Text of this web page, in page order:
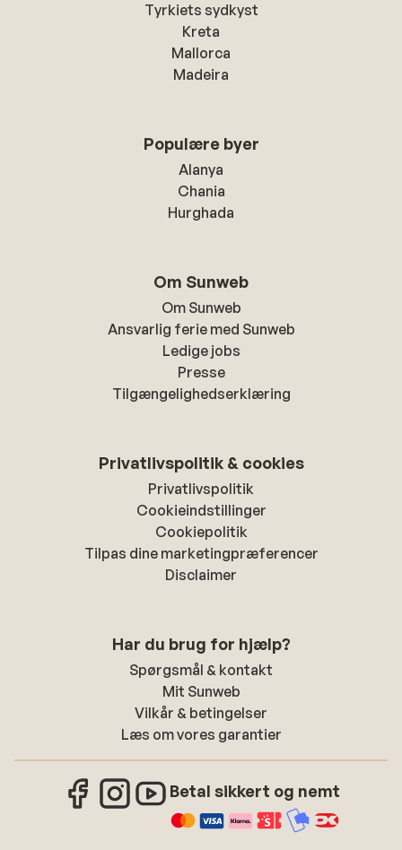
Tyrkiets sydkyst
Kreta
Mallorca
Madeira
Populære byer
Alanya
Chania
Hurghada
Om Sunweb
Om Sunweb
Ansvarlig ferie med Sunweb
Ledige jobs
Presse
Tilgængelighedserklæring
Privatlivspolitik & cookies
Privatlivspolitik
Cookieindstillinger
Cookiepolitik
Tilpas dine marketingpræferencer
Disclaimer
Har du brug for hjælp?
Spørgsmål & kontakt
Mit Sunweb
Vilkår & betingelser
Læs om vores garantier
Betal sikkert og nemt